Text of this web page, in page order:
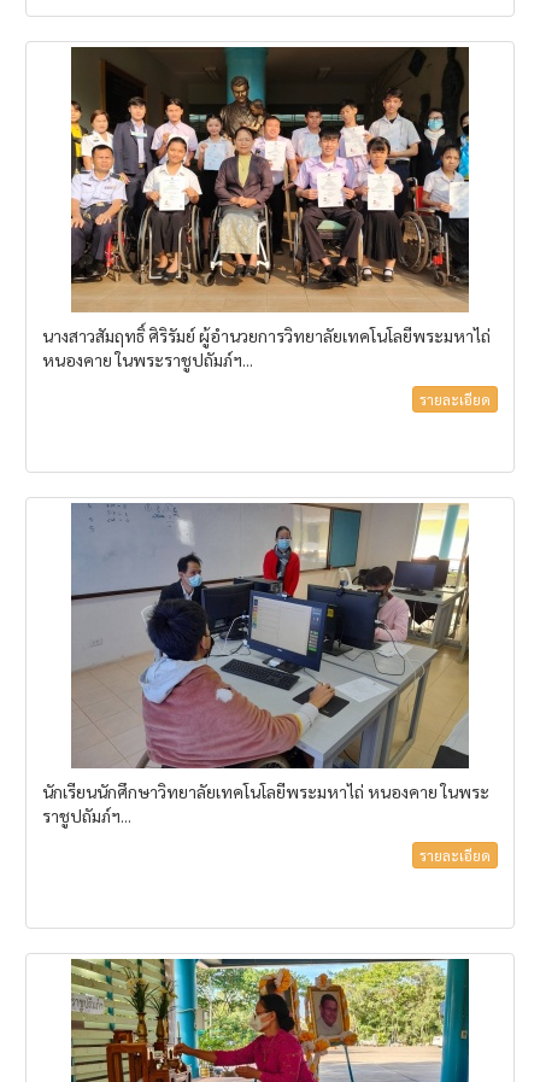
นางสาวสัมฤทธิ์ ศิริรัมย์ ผู้อำนวยการวิทยาลัยเทคโนโลยีพระมหาไถ่
หนองคาย ในพระราชูปถัมภ์ฯ...
รายละเอียด
นักเรียนนักศึกษาวิทยาลัยเทคโนโลยีพระมหาไถ่ หนองคาย ในพระ
ราชูปถัมภ์ฯ...
รายละเอียด